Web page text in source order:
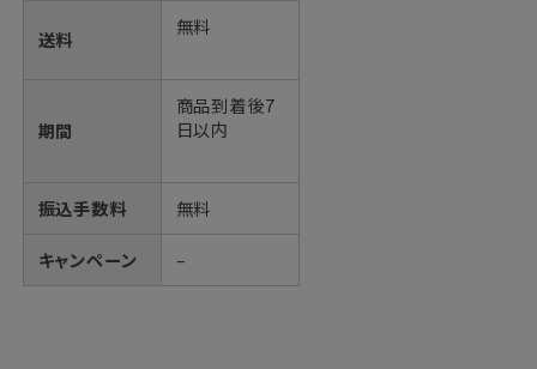
送料
無料
期間
商品到着後7
日以内
振込手数料 無料
キャンペーン –